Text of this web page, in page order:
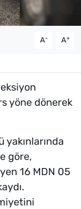
A- A+
yöne dönerek
yakınlarında
göre,
16 MDN 05